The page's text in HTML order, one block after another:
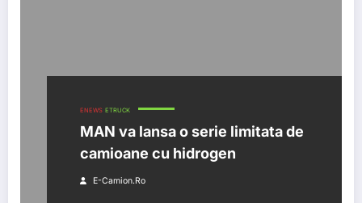
ENEWS ETRUCK
MAN va lansa o serie limitata de
camioane cu hidrogen
E-Camion.ro